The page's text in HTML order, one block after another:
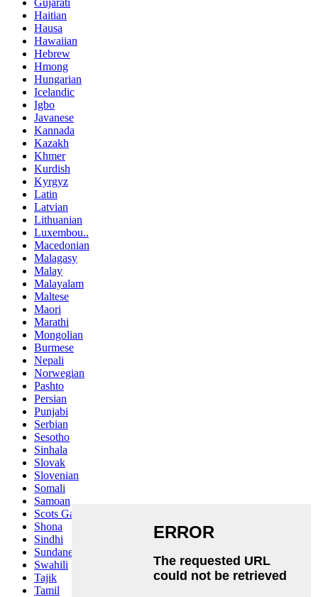
Gujarati
Haitian
Hausa
Hawaiian
Hebrew
Hmong
Hungarian
Icelandic
Igbo
Javanese
Kannada
Kazakh
Khmer
Kurdish
Kyrgyz
Latin
Latvian
Lithuanian
Luxembou..
Macedonian
Malagasy
Malay
Malayalam
Maltese
Maori
Marathi
Mongolian
Burmese
Nepali
Norwegian
Pashto
Persian
Punjabi
Serbian
Sesotho
Sinhala
Slovak
Slovenian
Somali
Samoan
Scots Gaelic
Shona
Sindhi
Sundanese
Swahili
Tajik
Tamil